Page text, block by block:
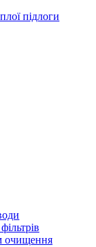
підлоги
очищення